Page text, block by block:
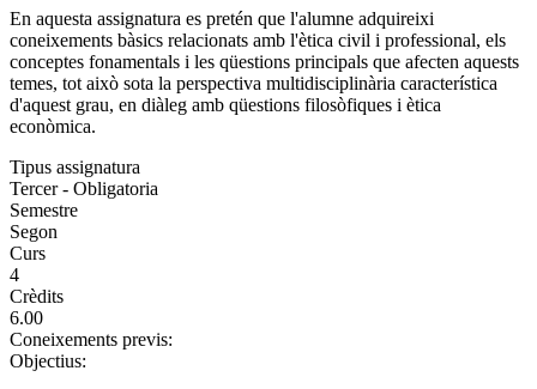
En aquesta assignatura es pretén que l'alumne adquireixi
coneixements bàsics relacionats amb l'ètica civil i professional, els
conceptes fonamentals i les qüestions principals que afecten aquests
temes, tot això sota la perspectiva multidisciplinària característica
d'aquest grau, en diàleg amb qüestions filosòfiques i ètica
econòmica.
Tipus assignatura
Tercer - Obligatoria
Semestre
Segon
Curs
4
Crèdits
6.00
Coneixements previs:
Objectius: